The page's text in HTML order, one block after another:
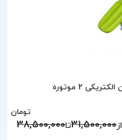
2 موتوره
از31,500,000تا38,500,000
تومان